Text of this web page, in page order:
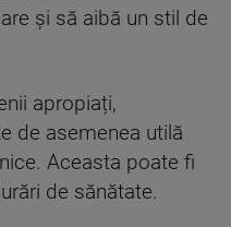
și să aibă un stil de
apropiați,
de asemenea utilă
Aceasta poate fi
de sănătate.